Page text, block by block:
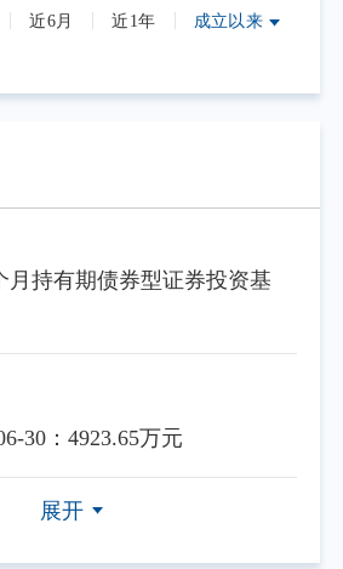
近6月 近1年 成立以来
月持有期债券型证券投资基
30：4923.65万元
展开